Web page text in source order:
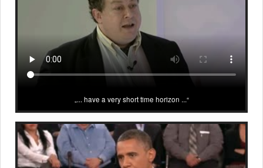
... have a very short time horizon ...